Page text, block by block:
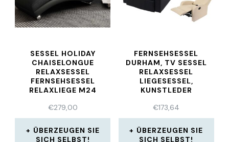
SESSEL HOLIDAY
CHAISELONGUE
RELAXSESSEL
FERNSEHSESSEL
RELAXLIEGE M24
€279,00
ÜBERZEUGEN SIE
SICH SELBST!
FERNSEHSESSEL
DURHAM, TV SESSEL
RELAXSESSEL
LIEGESESSEL,
KUNSTLEDER
€173,64
ÜBERZEUGEN SIE
SICH SELBST!